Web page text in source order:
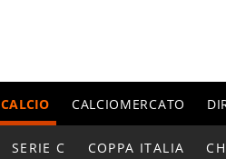
CALCIO CALCIOMERCATO
SERIE C COPPA ITALIA